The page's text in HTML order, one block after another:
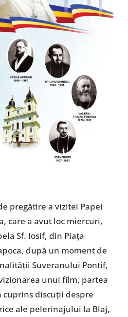
pregătire a vizitei Papei
care a avut loc miercuri,
Sf. Iosif, din Piața
după un moment de
Suveranului Pontif,
unui film, partea
discuții despre
ale pelerinajului la Blaj,